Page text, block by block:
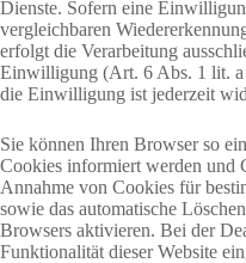
Dienste. Sofern eine
vergleichbaren
erfolgt die Verarbeitung
Einwilligung (Art. 6 Abs. 1 lit.
die Einwilligung ist jederzeit
Sie können Ihren Browser so
Cookies informiert werden und
Annahme von Cookies für
sowie das automatische
Browsers aktivieren. Bei der
Funktionalität dieser Website